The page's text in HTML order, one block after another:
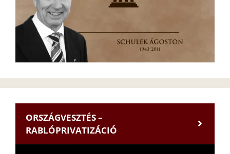
ORSZÁGVESZTÉS –
RABLÓPRIVATIZÁCIÓ